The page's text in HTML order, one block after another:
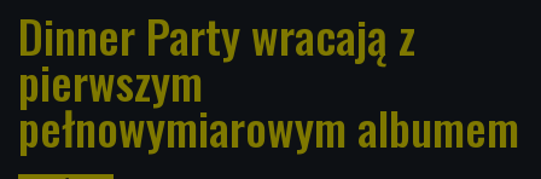
Dinner Party wracają z
pierwszym
pełnowymiarowym albumem